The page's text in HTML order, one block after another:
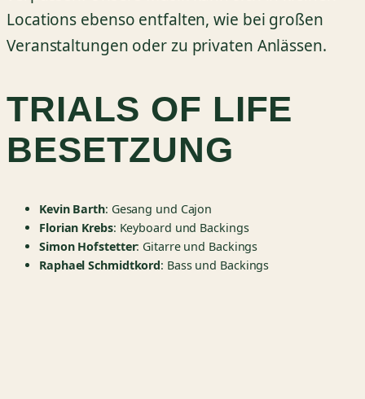
Locations ebenso entfalten, wie bei großen
Veranstaltungen oder zu privaten Anlässen.
TRIALS OF LIFE
BESETZUNG
Kevin Barth: Gesang und Cajon
Florian Krebs: Keyboard und Backings
Simon Hofstetter: Gitarre und Backings
Raphael Schmidtkord: Bass und Backings